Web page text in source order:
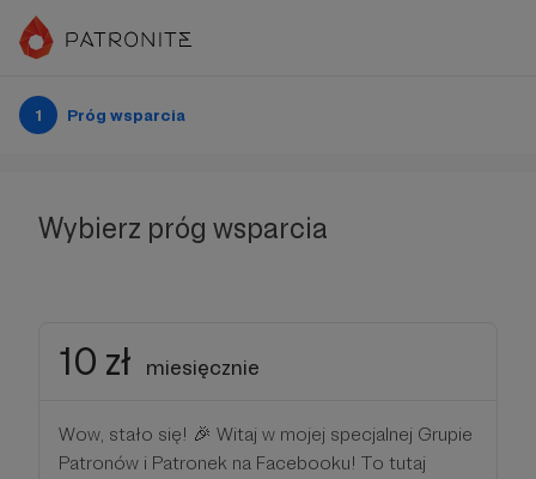
1 Próg wsparcia
Wybierz próg wsparcia
10 zł miesięcznie
Wow, stało się! 🎉 Witaj w mojej specjalnej Grupie
Patronów i Patronek na Facebooku! To tutaj